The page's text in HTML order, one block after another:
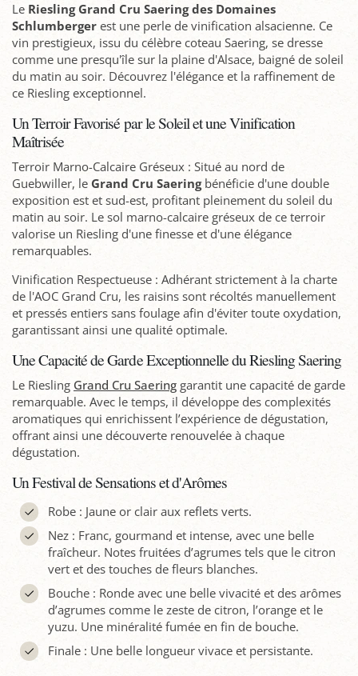
Le Riesling Grand Cru Saering des Domaines
Schlumberger est une perle de vinification alsacienne. Ce
vin prestigieux, issu du célèbre coteau Saering, se dresse
comme une presqu'île sur la plaine d'Alsace, baigné de soleil
du matin au soir. Découvrez l'élégance et la raffinement de
ce Riesling exceptionnel.
Un Terroir Favorisé par le Soleil et une Vinification
Maîtrisée
Terroir Marno-Calcaire Gréseux : Situé au nord de
Guebwiller, le Grand Cru Saeringbénéficie d'une double
exposition est et sud-est, profitant pleinement du soleil du
matin au soir. Le sol marno-calcaire gréseux de ce terroir
valorise un Riesling d'une finesse et d'une élégance
remarquables.
Vinification Respectueuse : Adhérant strictement à la charte
de l'AOC Grand Cru, les raisins sont récoltés manuellement
et pressés entiers sans foulage afin d'éviter toute oxydation,
garantissant ainsi une qualité optimale.
Une Capacité de Garde Exceptionnelle du Riesling Saering
Le Riesling Grand Cru Saering garantit une capacité de garde
remarquable. Avec le temps, il développe des complexités
aromatiques qui enrichissent l’expérience de dégustation,
offrant ainsi une découverte renouvelée à chaque
dégustation.
Un Festival de Sensations et d'Arômes
Robe : Jaune or clair aux reflets verts.
Nez : Franc, gourmand et intense, avec une belle
fraîcheur. Notes fruitées d’agrumes tels que le citron
vert et des touches de fleurs blanches.
Bouche : Ronde avec une belle vivacité et des arômes
d’agrumes comme le zeste de citron, l’orange et le
yuzu. Une minéralité fumée en fin de bouche.
Finale : Une belle longueur vivace et persistante.